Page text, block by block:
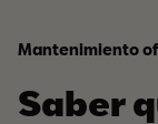
Mantenimiento
Saber